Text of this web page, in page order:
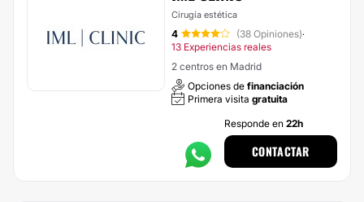
Cirugía estética
4 (38 Opiniones)·
13 Experiencias reales
2 centros en Madrid
Opciones de financiación
Primera visita gratuita
Responde en 22h
CONTACTAR